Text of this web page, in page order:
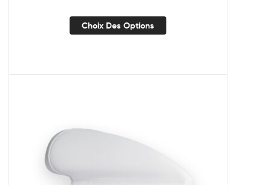
Choix Des Options